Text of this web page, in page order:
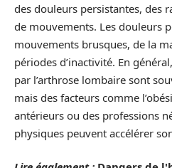
des douleurs persistantes, des
de mouvements. Les douleurs
mouvements brusques, de la
périodes d’inactivité. En
par l’arthrose lombaire sont
mais des facteurs comme
antérieurs ou des professions
physiques peuvent accélérer